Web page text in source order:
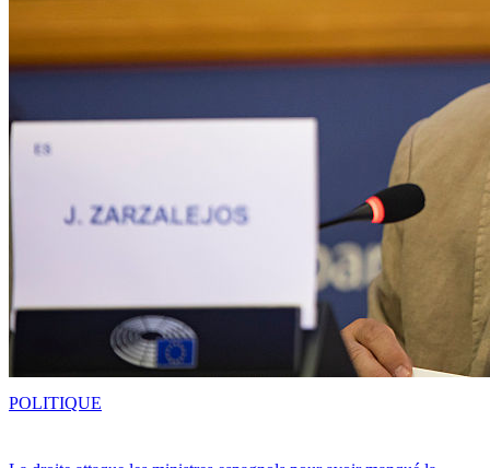
POLITIQUE